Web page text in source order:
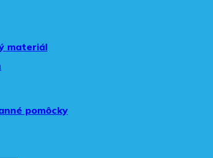
materiál
pomôcky